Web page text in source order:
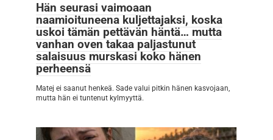
Hän seurasi vaimoaan
naamioituneena kuljettajaksi, koska
uskoi tämän pettävän häntä… mutta
vanhan oven takaa paljastunut
salaisuus murskasi koko hänen
perheensä
Matej ei saanut henkeä. Sade valui pitkin hänen kasvojaan,
mutta hän ei tuntenut kylmyyttä.